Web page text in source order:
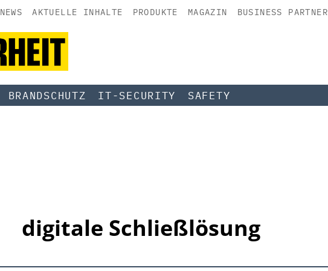
NEWS AKTUELLE INHALTE PRODUKTE MAGAZIN BUSINESS PARTNER
BRANDSCHUTZ IT-SECURITY SAFETY
digitale Schließlösung